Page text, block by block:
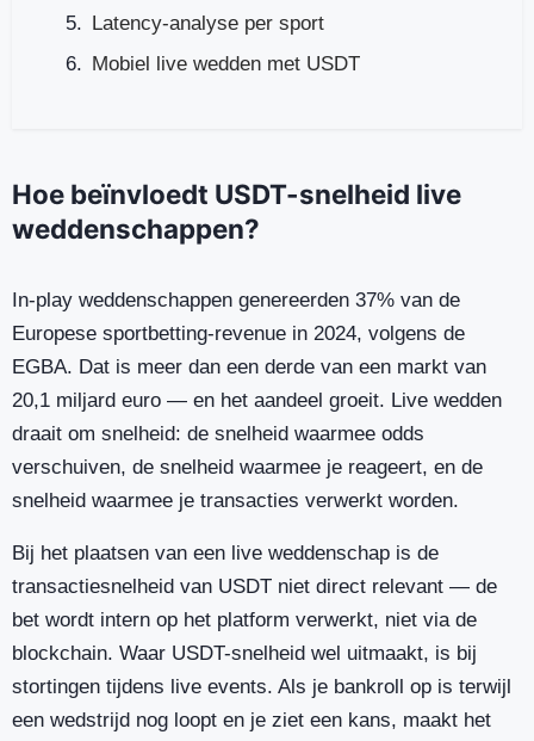
Latency-analyse per sport
Mobiel live wedden met USDT
Hoe beïnvloedt USDT-snelheid live
weddenschappen?
In-play weddenschappen genereerden 37% van de
Europese sportbetting-revenue in 2024, volgens de
EGBA. Dat is meer dan een derde van een markt van
20,1 miljard euro — en het aandeel groeit. Live wedden
draait om snelheid: de snelheid waarmee odds
verschuiven, de snelheid waarmee je reageert, en de
snelheid waarmee je transacties verwerkt worden.
Bij het plaatsen van een live weddenschap is de
transactiesnelheid van USDT niet direct relevant — de
bet wordt intern op het platform verwerkt, niet via de
blockchain. Waar USDT-snelheid wel uitmaakt, is bij
stortingen tijdens live events. Als je bankroll op is terwijl
een wedstrijd nog loopt en je ziet een kans, maakt het